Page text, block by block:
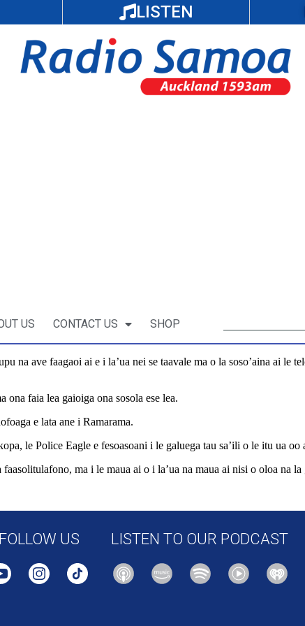
LISTEN
US CONTACT US SHOP
na ave faagaoi ai e i la’ua nei se taavale ma o la soso’aina ai le
faia lea gaioiga ona sosola ese lea.
e lata ane i Ramarama.
le Police Eagle e fesoasoani i le galuega tau sa’ili o le itu ua oo
ma i le maua ai o i la’ua na maua ai nisi o oloa na la
US LISTEN TO OUR PODCAST